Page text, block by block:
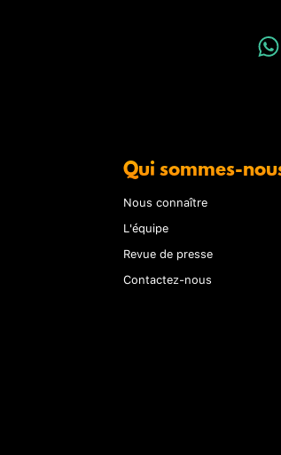
Qui sommes-
Nous connaître
L'équipe
Revue de presse
Contactez-nous